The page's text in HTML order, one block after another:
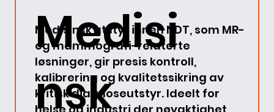
Medisi
nsk
Medisinsk utstyr innen NDT, som MR-
og mammografi-relaterte
løsninger, gir presis kontroll,
kalibrering og kvalitetssikring av
kritisk diagnoseutstyr. Ideelt for